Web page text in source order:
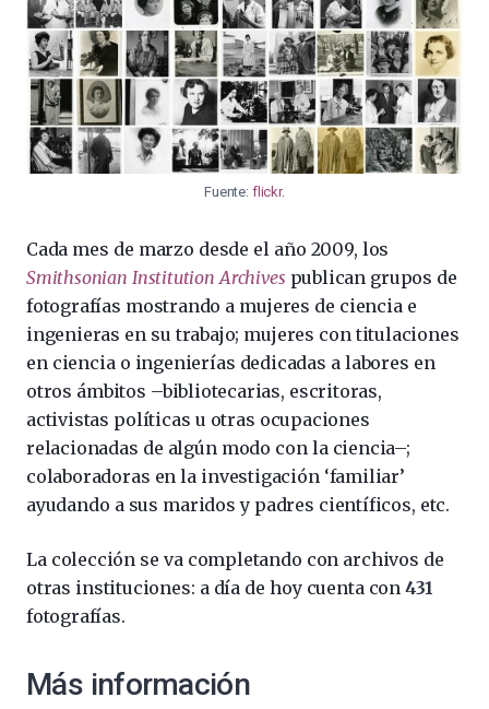
Fuente:flickr.
Cada mes de marzo desde el año 2009, los
Smithsonian Institution Archives publican grupos de
fotografías mostrando a mujeres de ciencia e
ingenieras en su trabajo; mujeres con titulaciones
en ciencia o ingenierías dedicadas a labores en
otros ámbitos –bibliotecarias, escritoras,
activistas políticas u otras ocupaciones
relacionadas de algún modo con la ciencia–;
colaboradoras en la investigación ‘familiar’
ayudando a sus maridos y padres científicos, etc.
La colección se va completando con archivos de
otras instituciones: a día de hoy cuenta con431
fotografías.
Más información